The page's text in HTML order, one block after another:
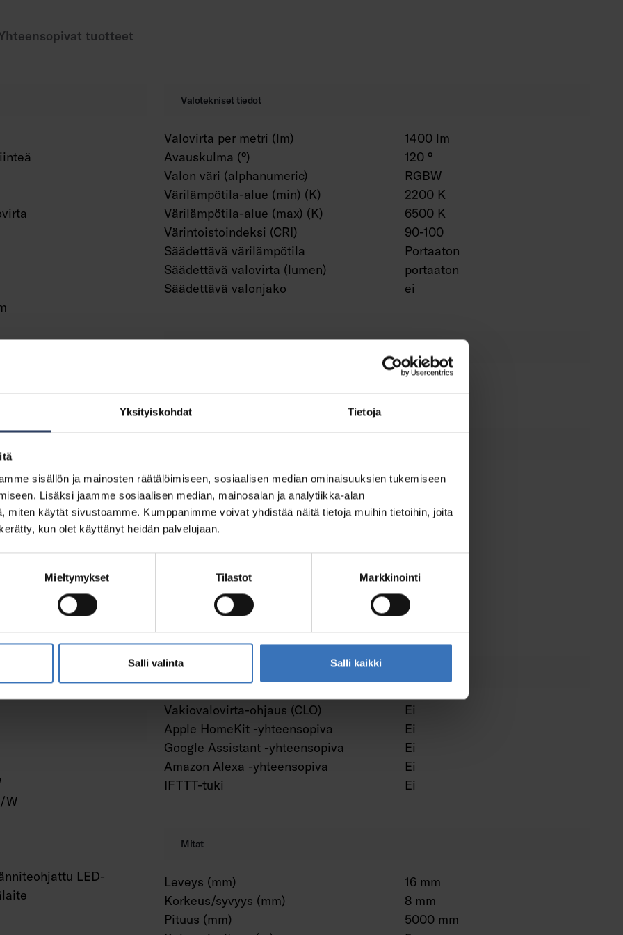
Yksityiskohdat Tietoja
sisällön ja mainosten räätälöimiseen, sosiaalisen median ominaisuuksien tukemiseen
Lisäksi jaamme sosiaalisen median, mainosalan ja analytiikka-alan
miten käytät sivustoamme. Kumppanimme voivat yhdistää näitä tietoja muihin tietoihin, joita
kun olet käyttänyt heidän palvelujaan.
Mieltymykset Tilastot Markkinointi
Salli valinta Salli kaikki
Lisätarvikkeet (IP20):
nauhan yhdistämiseen.
Coloris Pikaliitin IP20 2MLJ 4146524, kahden aiemmin leikatun
Coloris-nauhan yhdistämiseen kahden metrin liitosjohdolla. Soveltuu
esimerkiksi ikkunoiden tai vaikka liesituulettimen ylityksiin.
tuotteet
W
LED-
Valotekniset tiedot
Valovirta per metri (lm)
1400 lm
Avauskulma (°)
120 °
Valon väri (alphanumeric)
RGBW
Värilämpötila-alue (min) (K)
2200 K
Värilämpötila-alue (max) (K)
6500 K
Värintoistoindeksi (CRI)
90-100
Säädettävä värilämpötila
Portaaton
Säädettävä valovirta (lumen)
portaaton
Säädettävä valonjako
ei
Valaisimen elinikä L70B50 Ta=25 °C
(h)
50000 h
Valovirran pysyvyys, keskim.
käyttöikä 50 000 h,
ympäristölämpötila 25 °C (%)
70 %
Vikaantumisosuus, keskim. käyttöikä
50 000 h, ympäristölämpötila 25 °C
5 %
Vakiovalovirta-ohjaus (CLO)
Ei
Apple HomeKit -yhteensopiva
Ei
Google Assistant -yhteensopiva
Ei
Amazon Alexa -yhteensopiva
Ei
IFTTT-tuki
Ei
Mitat
Leveys (mm)
16 mm
Korkeus/syvyys (mm)
8 mm
Pituus (mm)
5000 mm